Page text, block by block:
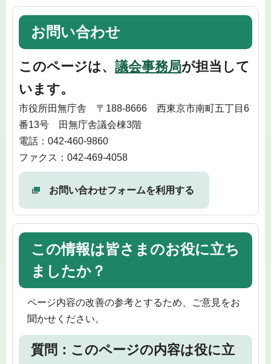
お問い合わせ
このページは、 議会事務局が担当して
います。
市役所田無庁舎 〒188-8666 西東京市南町五丁目6
番13号 田無庁舎議会棟3階
電話：042-460-9860
ファクス：042-469-4058
お問い合わせフォームを利用する
この情報は皆さまのお役に立ち
ましたか？
ページ内容の改善の参考とするため、ご意見をお
聞かせください。
質問：このページの内容は役に立